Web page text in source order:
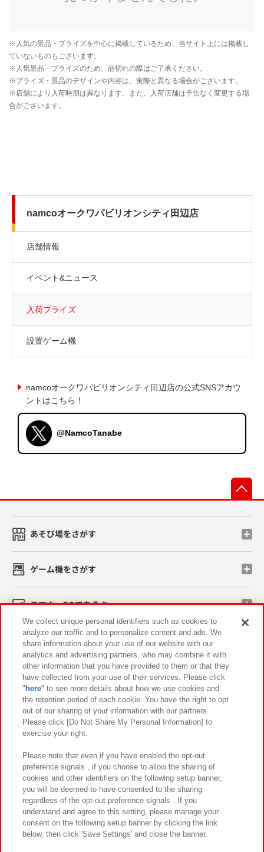
namcoオークワパビリオンシティ田辺店
店舗情報
イベント&ニュース
入荷プライズ
設置ゲーム機
namcoオークワパビリオンシティ田辺店の公式SNSアカウ
ントはこちら！
@NamcoTanabe
あそび場をさがす
ゲーム機をさがす
スマホ・PCであそぶ
イベント・キャンペーン
関連会社 サステナビリティ サイトポリシー
プライバシーポリシー ウェブアクセシビリティ方針と検証結果
お取引先さまとともに
カスタマーハラスメント対応方針 よくあるご質問・お問い合わせ
©Bandai Namco Amusement Inc.
We collect unique personal identifiers such as cookies to
analyze our traffic and to personalize content and ads. We
share information about your use of our website with our
analytics and advertising partners, who may combine it with
other information that you have provided to them or that they
have collected from your use of their services. Please click
" here" to see more details about how we use cookies and
the retention period of each cookie. You have the right to opt
out of our sharing of your information with our partners.
Please click [Do Not Share My Personal Information] to
exercise your right.
Please note that even if you have enabled the opt-out
preference signals , if you choose to allow the sharing of
cookies and other identifiers on the following setup banner,
you will be deemed to have consented to the sharing
regardless of the opt-out preference signals . If you
understand and agree to this setting, please manage your
consent on the following setup banner by clicking the link
below, then click 'Save Settings' and close the banner.